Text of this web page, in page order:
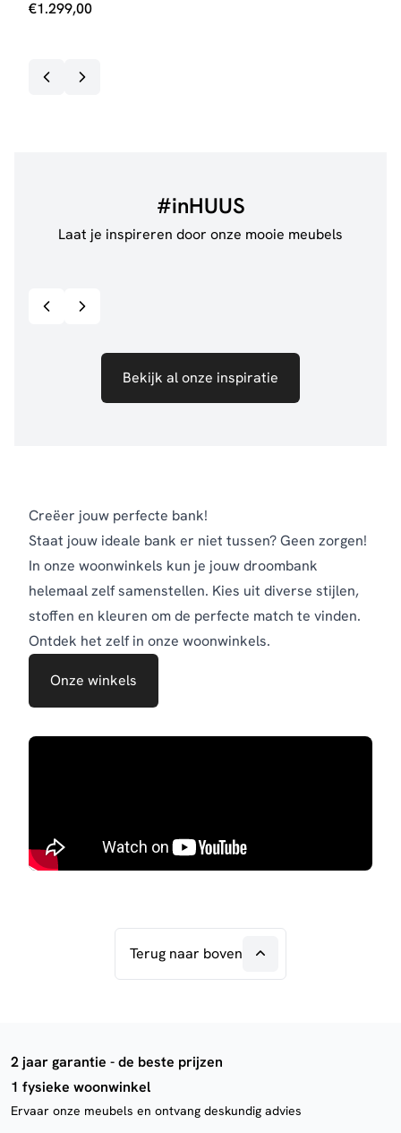
€1.299,00
#inHUUS
Laat je inspireren door onze mooie meubels
Bekijk al onze inspiratie
Creëer jouw perfecte bank!
Staat jouw ideale bank er niet tussen? Geen zorgen!
In onze woonwinkels kun je jouw droombank
helemaal zelf samenstellen. Kies uit diverse stijlen,
stoffen en kleuren om de perfecte match te vinden.
Ontdek het zelf in onze woonwinkels.
Onze winkels
Terug naar boven
2 jaar garantie - de beste prijzen
1 fysieke woonwinkel
Ervaar onze meubels en ontvang deskundig advies